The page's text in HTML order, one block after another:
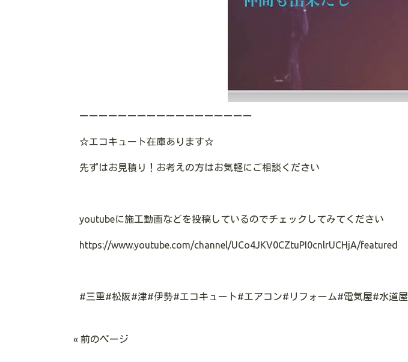
ーーーーーーーーーーーーーーーーーー
☆エコキュート在庫あります☆
先ずはお見積り！お考えの方はお気軽にご相談ください
youtubeに施工動画などを投稿しているのでチェックしてみてください
https://www.youtube.com/channel/UCo4JKV0CZtuPI0cnlrUCHjA/featured
#三重#松阪#津#伊勢#エコキュート#エアコン# リフォーム#電気屋#水道屋
« 前のページ